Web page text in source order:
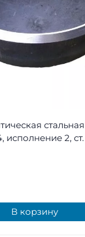
исполнение 2, ст.
В корзину